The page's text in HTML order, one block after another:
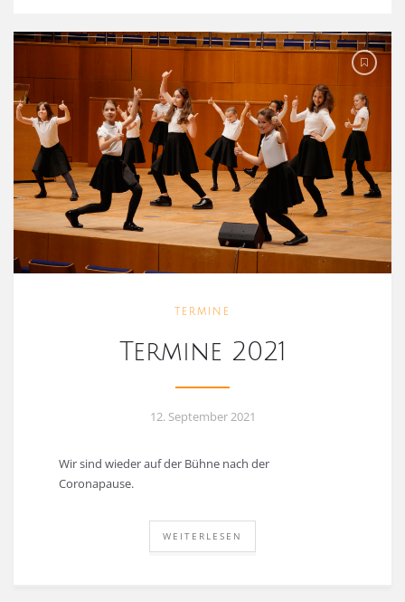
TERMINE
Termine 2021
12. September 2021
Wir sind wieder auf der Bühne nach der
Coronapause.
WEITERLESEN